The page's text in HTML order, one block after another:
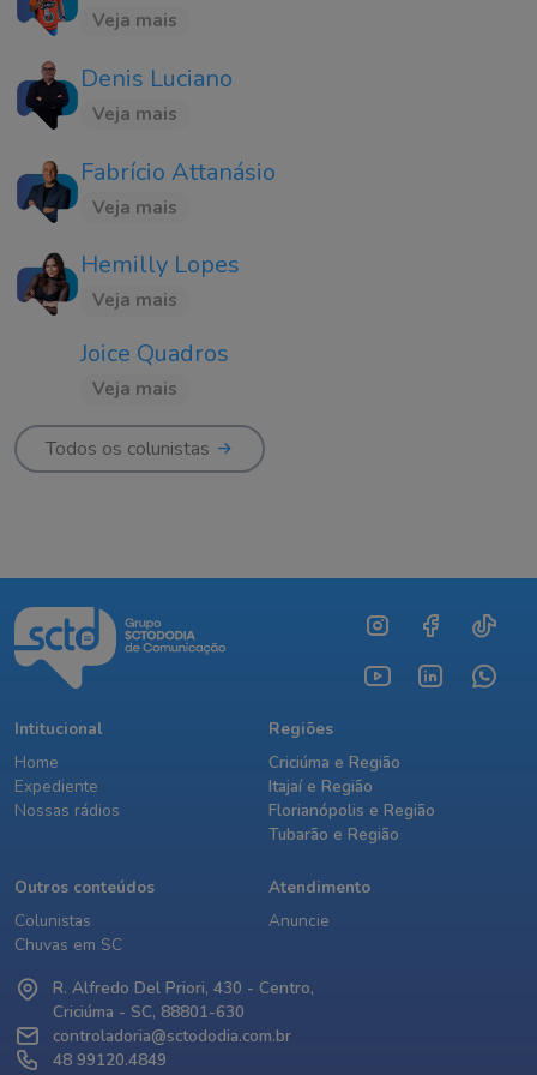
Veja mais
Denis Luciano
Veja mais
Fabrício Attanásio
Veja mais
Hemilly Lopes
Veja mais
Joice Quadros
Veja mais
Todos os colunistas
Intitucional
Home
Expediente
Nossas rádios
Regiões
Criciúma e Região
Itajaí e Região
Florianópolis e Região
Tubarão e Região
Outros conteúdos
Colunistas
Chuvas em SC
Atendimento
Anuncie
R. Alfredo Del Priori, 430 - Centro,
Criciúma - SC, 88801-630
controladoria@sctododia.com.br
48 99120.4849